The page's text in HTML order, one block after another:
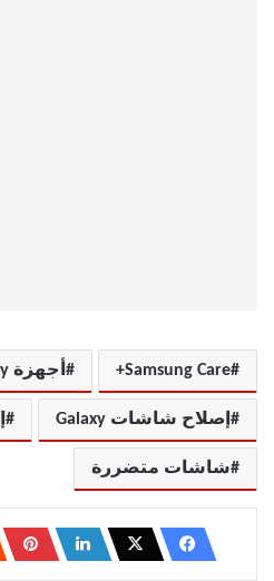
Samsung Care+ أجهزة Galaxy
إصلاح شاشات Galaxy
شاشات متضررة